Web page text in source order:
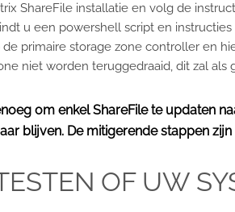
ShareFile installatie en volg de
u een powershell script en
primaire storage zone controller en
niet worden teruggedraaid, dit zal
om enkel ShareFile te updaten
blijven. De mitigerende stappen
OF UW